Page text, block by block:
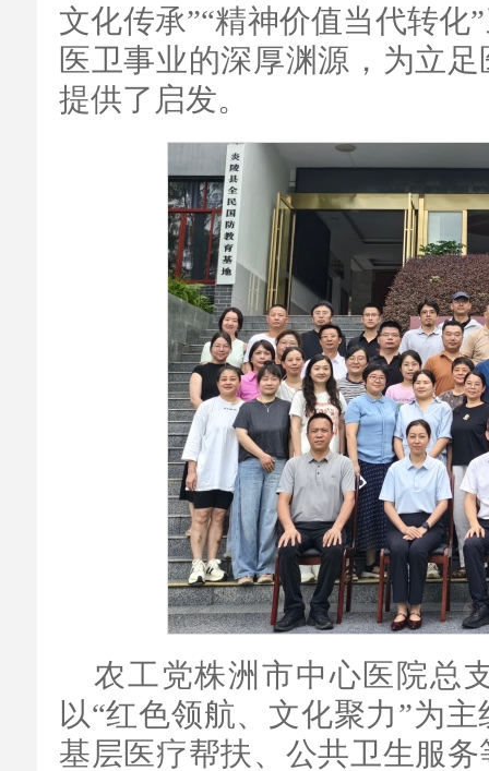
文化传承”“精神价值当代转化
医卫事业的深厚渊源，为立
提供了启发。
农工党株洲市中心医院总
以“红色领航、文化聚力”为
基层医疗帮扶、公共卫生服